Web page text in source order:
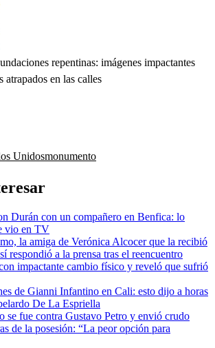
repentinas: imágenes impactantes
atrapados en las calles
Unidosmonumento
Durán con un compañero en Benfica: lo
vio en TV
la amiga de Verónica Alcocer que la recibió
respondió a la prensa tras el reencuentro
impactante cambio físico y reveló que sufrió
de Gianni Infantino en Cali: esto dijo a horas
De La Espriella
se fue contra Gustavo Petro y envió crudo
de la posesión: “La peor opción para